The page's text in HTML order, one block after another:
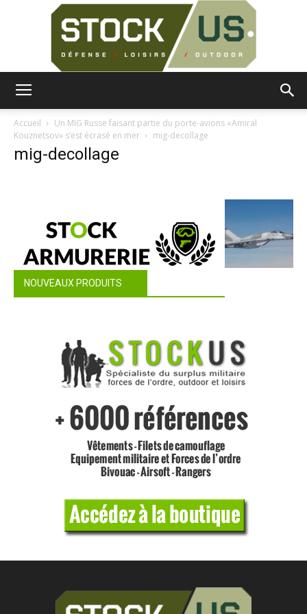
Accueil
Un MIG Russe faisant partie du porte-avions «Amiral
Kouznetsov» s’est écrasé en mer
mig-decollage
mig-decollage
NOUVEAUX PRODUITS